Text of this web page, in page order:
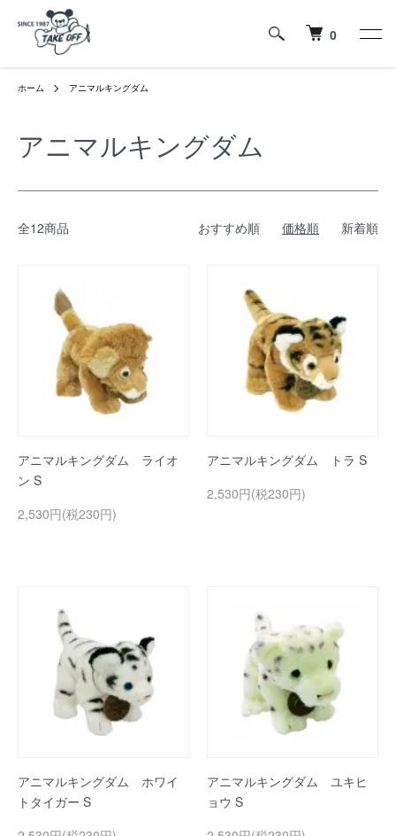
0
ホーム アニマルキングダム
アニマルキングダム
全12商品 おすすめ順 価格順 新着順
アニマルキングダム ライオ
ン S
2,530円(税230円)
アニマルキングダム トラ S
2,530円(税230円)
アニマルキングダム ホワイ
トタイガー S
アニマルキングダム ユキヒ
ョウ S